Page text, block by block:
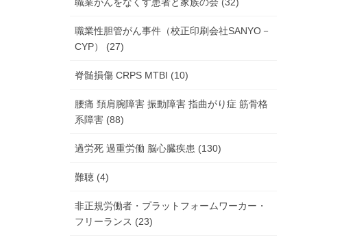
職業がんをなくす患者と家族の会 (32)
職業性胆管がん事件（校正印刷会社SANYO－
CYP） (27)
脊髄損傷 CRPS MTBI (10)
腰痛 頚肩腕障害 振動障害 指曲がり症 筋骨格
系障害 (88)
過労死 過重労働 脳心臓疾患 (130)
難聴 (4)
非正規労働者・プラットフォームワーカー・
フリーランス (23)